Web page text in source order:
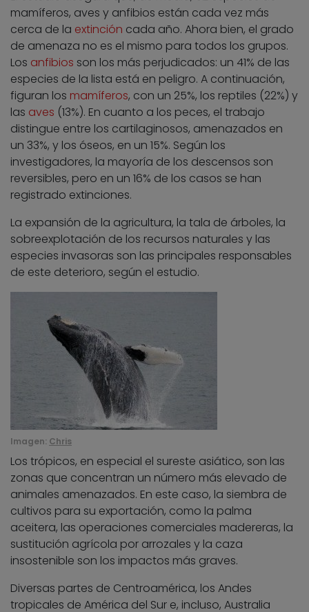
mamíferos, aves y anfibios están cada vez más
cerca de la extinción cada año. Ahora bien, el grado
de amenaza no es el mismo para todos los grupos.
Los anfibios son los más perjudicados: un 41% de las
especies de la lista está en peligro. A continuación,
figuran los mamíferos, con un 25%, los reptiles (22%) y
las aves (13%). En cuanto a los peces, el trabajo
distingue entre los cartilaginosos, amenazados en
un 33%, y los óseos, en un 15%. Según los
investigadores, la mayoría de los descensos son
reversibles, pero en un 16% de los casos se han
registrado extinciones.
La expansión de la agricultura, la tala de árboles, la
sobreexplotación de los recursos naturales y las
especies invasoras son las principales responsables
de este deterioro, según el estudio.
Imagen: Chris
Los trópicos, en especial el sureste asiático, son las
zonas que concentran un número más elevado de
animales amenazados. En este caso, la siembra de
cultivos para su exportación, como la palma
aceitera, las operaciones comerciales madereras, la
sustitución agrícola por arrozales y la caza
insostenible son los impactos más graves.
Diversas partes de Centroamérica, los Andes
tropicales de América del Sur e, incluso, Australia